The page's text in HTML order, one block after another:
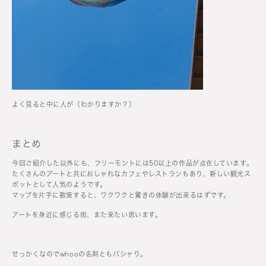
よく見ると中に人が（わかりますか？）
まとめ
今回ご紹介した以外にも、フリーモントには50以上の作品が点在しています。
たくさんのアートと共におしゃれなカフェやレストランもあり、新しい観光ス
ポットとして人気のようです。
マップを片手に散策すると、ワクワクと驚きの体験が出来るはずです。
アートを身近に感じる街、また来たい思います。
せっかくなのでwhooの名刺ともパシャり。